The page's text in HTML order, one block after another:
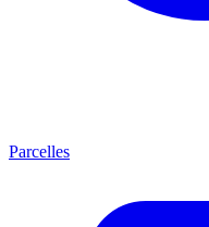
Parcelles